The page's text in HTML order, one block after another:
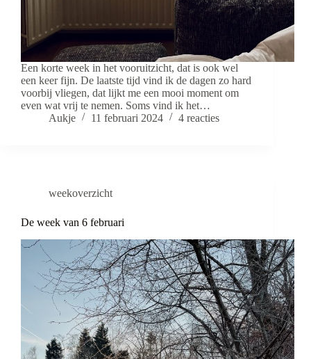
Een korte week in het vooruitzicht, dat is ook wel
een keer fijn. De laatste tijd vind ik de dagen zo hard
voorbij vliegen, dat lijkt me een mooi moment om
even wat vrij te nemen. Soms vind ik het…
Aukje
11 februari 2024 4 reacties
weekoverzicht
De week van 6 februari